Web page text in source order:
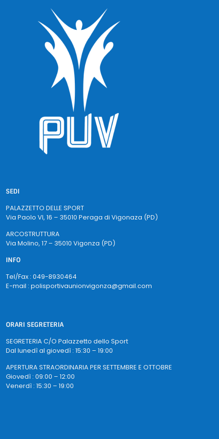
SEDI
PALAZZETTO DELLE SPORT
Via Paolo VI, 16 – 35010 Peraga di Vigonaza (PD)
ARCOSTRUTTURA
Via Molino, 17 – 35010 Vigonza (PD)
INFO
Tel/Fax : 049-8930464
E-mail : polisportivaunionvigonza@gmail.com
ORARI SEGRETERIA
SEGRETERIA C/O Palazzetto dello Sport
Dal lunedì al giovedì : 15:30 – 19:00
APERTURA STRAORDINARIA PER SETTEMBRE E OTTOBRE
Giovedì : 09:00 – 12:00
Venerdì : 15:30 – 19:00